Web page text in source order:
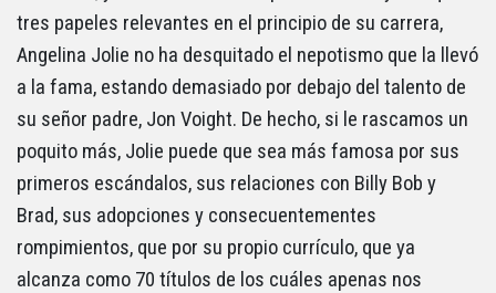
tres papeles relevantes en el principio de su carrera,
Angelina Jolie no ha desquitado el nepotismo que la llevó
a la fama, estando demasiado por debajo del talento de
su señor padre, Jon Voight. De hecho, si le rascamos un
poquito más, Jolie puede que sea más famosa por sus
primeros escándalos, sus relaciones con Billy Bob y
Brad, sus adopciones y consecuentementes
rompimientos, que por su propio currículo, que ya
alcanza como 70 títulos de los cuáles apenas nos